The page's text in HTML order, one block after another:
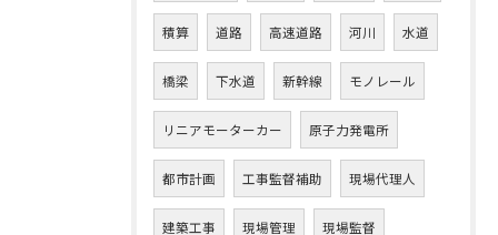
積算 道路 高速道路 河川 水道
橋梁 下水道 新幹線 モノレール
リニアモーターカー 原子力発電所
都市計画 工事監督補助 現場代理人
建築工事 現場管理 現場監督